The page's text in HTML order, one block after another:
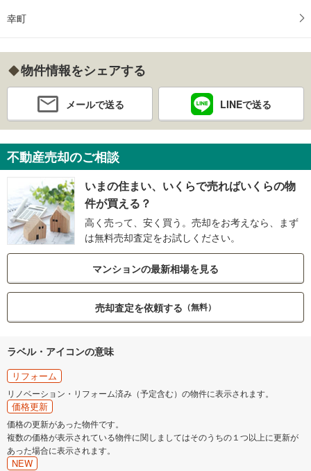
幸町
物件情報をシェアする
メールで送る LINEで送る
不動産売却のご相談
いまの住まい、いくらで売ればいくらの物
件が買える？
高く売って、安く買う。売却をお考えなら、まず
は無料売却査定をお試しください。
マンションの最新相場を見る
売却査定を依頼する （無料）
ラベル・アイコンの意味
リフォーム
リノベーション・リフォーム済み（予定含む）の物件に表示されます。
価格更新
価格の更新があった物件です。
複数の価格が表示されている物件に関しましてはそのうちの１つ以上に更新が
あった場合に表示されます。
NEW